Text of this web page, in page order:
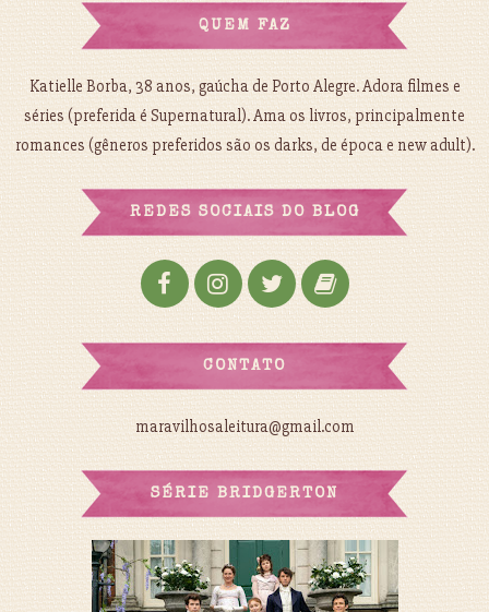
QUEM FAZ
Katielle Borba, 38 anos, gaúcha de Porto Alegre. Adora filmes e
séries (preferida é Supernatural). Ama os livros, principalmente
romances (gêneros preferidos são os darks, de época e new adult).
REDES SOCIAIS DO BLOG
CONTATO
maravilhosaleitura@gmail.com
SÉRIE BRIDGERTON